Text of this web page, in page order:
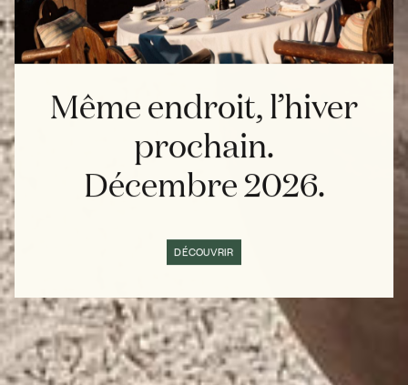
Même endroit, l’hiver
prochain.
Décembre 2026.
DÉCOUVRIR